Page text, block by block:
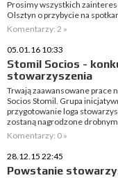
Prosimy wszystkich
Olsztyn o przybycie na
Komentarzy: 2 »
05.01.16 10:33
Stomil Socios -
stowarzyszenia
Trwają zaawansowane prace
Socios Stomil. Grupa
przygotowanie loga
zostaną nagrodzone
Komentarzy: 0 »
28.12.15 22:45
Powstanie